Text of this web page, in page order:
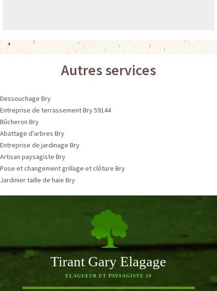
Autres services
Dessouchage Bry
Entreprise de terrassement Bry 59144
Bûcheron Bry
Abattage d'arbres Bry
Entreprise de jardinage Bry
Artisan paysagiste Bry
Pose et changement grillage et clôture Bry
Jardinier taille de haie Bry
Tirant Gary Elagage
ELAGUEUR ET PAYSAGISTE 59